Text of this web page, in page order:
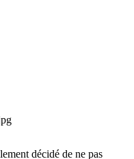
décidé de ne pas